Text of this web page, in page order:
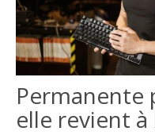
Permanente
elle revient